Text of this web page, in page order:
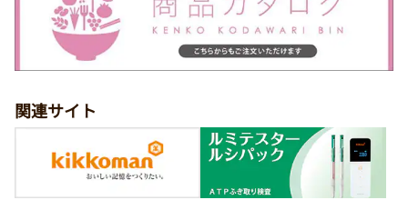
関連サイト